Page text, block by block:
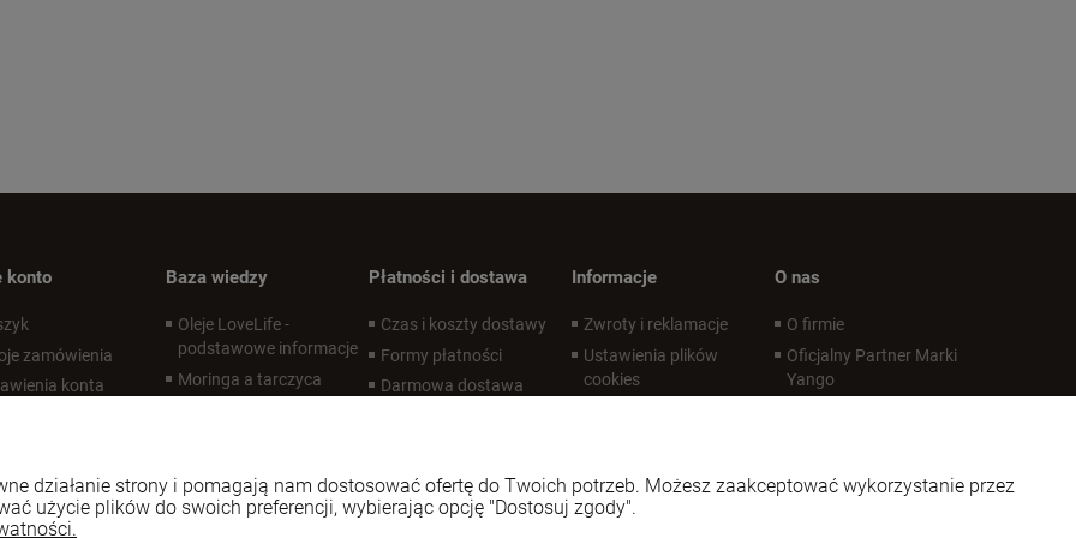
konto
zamówienia
konta
Baza wiedzy
Oleje LoveLife -
podstawowe informacje
Moringa a tarczyca
Zdrowe oczy
Płatności i dostawa
Czas i koszty dostawy
Formy płatności
Darmowa dostawa
Informacje
Zwroty i reklamacje
Ustawienia plików
cookies
Regulaminy - certyfikat
O nas
O firmie
Oficjalny Partner Marki
Yango
działanie strony i pomagają nam dostosować ofertę do Twoich potrzeb. Możesz zaakceptować wykorzystanie przez
użycie plików do swoich preferencji, wybierając opcję "Dostosuj zgody".